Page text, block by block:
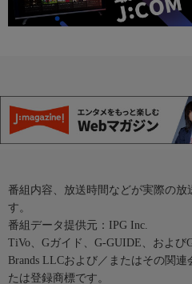
番組内容、放送時間などが実際の放
す。
番組データ提供元：IPG Inc.
TiVo、Gガイド、G-GUIDE、および
Brands LLCおよび／またはその関
たは登録商標です。